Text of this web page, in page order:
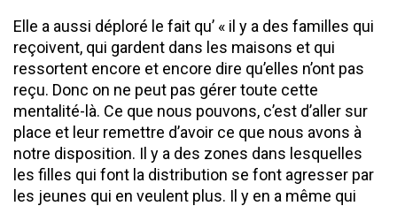
Elle a aussi déploré le fait qu’ « il y a des familles qui
reçoivent, qui gardent dans les maisons et qui
ressortent encore et encore dire qu’elles n’ont pas
reçu. Donc on ne peut pas gérer toute cette
mentalité-là. Ce que nous pouvons, c’est d’aller sur
place et leur remettre d’avoir ce que nous avons à
notre disposition. Il y a des zones dans lesquelles
les filles qui font la distribution se font agresser par
les jeunes qui en veulent plus. Il y en a même qui